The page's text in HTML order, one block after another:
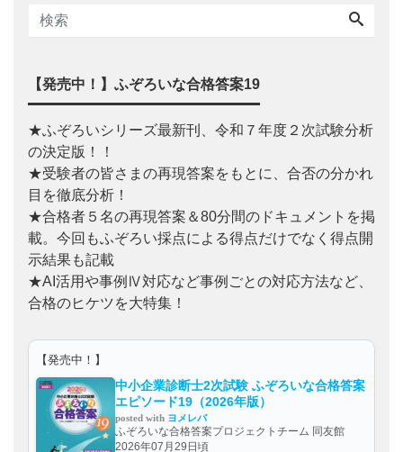
【発売中！】ふぞろいな合格答案19
★ふぞろいシリーズ最新刊、令和７年度２次試験分析
の決定版！！
★受験者の皆さまの再現答案をもとに、合否の分かれ
目を徹底分析！
★合格者５名の再現答案＆80分間のドキュメントを掲
載。今回もふぞろい採点による得点だけでなく得点開
示結果も記載
★AI活用や事例Ⅳ対応など事例ごとの対応方法など、
合格のヒケツを大特集！
【発売中！】
中小企業診断士2次試験 ふぞろいな合格答案
エピソード19（2026年版）
posted with ヨメレバ
ふぞろいな合格答案プロジェクトチーム 同友館
2026年07月29日頃